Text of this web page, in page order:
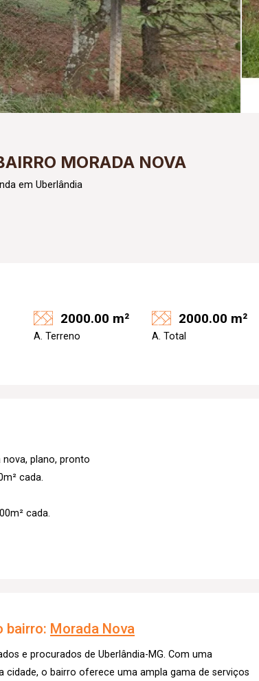
MORADA NOVA
em Uberlândia
2000.00 m²
A. Terreno
2000.00 m²
A. Total
plano, pronto
cada.
cada.
bairro: Morada Nova
e procurados de Uberlândia-MG. Com uma
o bairro oferece uma ampla gama de serviços